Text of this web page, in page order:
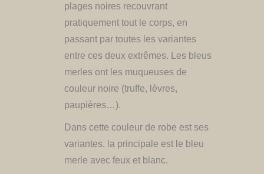
plages noires recouvrant
pratiquement tout le corps, en
passant par toutes les variantes
entre ces deux extrêmes. Les bleus
merles ont les muqueuses de
couleur noire (truffe, lèvres,
paupières…).
Dans cette couleur de robe est ses
variantes, la principale est le bleu
merle avec feux et blanc.